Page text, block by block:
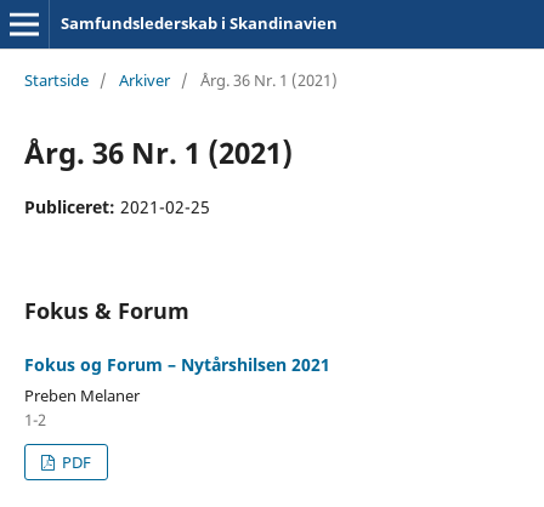
Samfundslederskab i Skandinavien
Startside / Arkiver / Årg. 36 Nr. 1 (2021)
Årg. 36 Nr. 1 (2021)
Publiceret: 2021-02-25
Fokus & Forum
Fokus og Forum – Nytårshilsen 2021
Preben Melaner
1-2
PDF